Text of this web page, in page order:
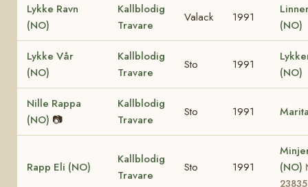
Lykke Ravn
(NO)
Kallblodig
Travare
Valack 1991
(NO)
Lykke Vår
(NO)
Kallblodig
Travare
Sto 1991
(NO)
Nille Rappa
(NO) 📷
Kallblodig
Travare
Sto 1991
Rapp Eli (NO)
Kallblodig
Travare
Sto 1991
(NO)
23835